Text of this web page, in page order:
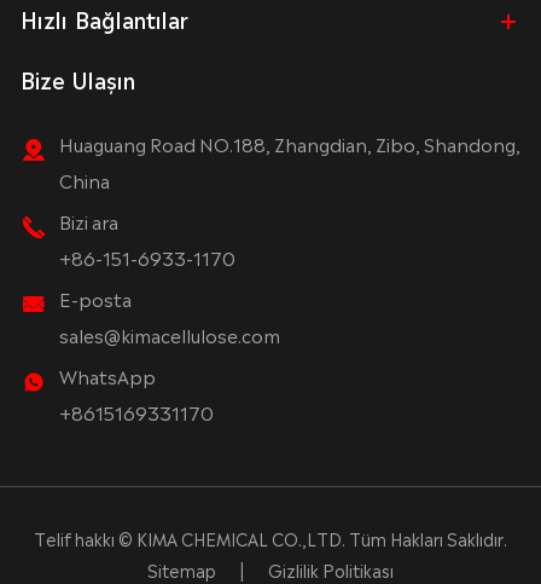
Hızlı Bağlantılar
Bize Ulaşın
Huaguang Road NO.188, Zhangdian, Zibo, Shandong,
China
Bizi ara
+86-151-6933-1170
E-posta
sales@kimacellulose.com
WhatsApp
+8615169331170
Telif hakkı © KIMA CHEMICAL CO.,LTD. Tüm Hakları Saklıdır.
Sitemap
| Gizlilik Politikası